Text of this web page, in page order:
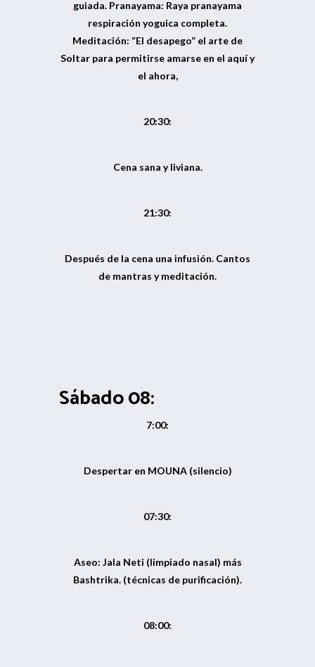
guiada. Pranayama: Raya pranayama
respiración yoguica completa.
Meditación: “El desapego” el arte de
Soltar para permitirse amarse en el aquí y
el ahora,
20:30:
Cena sana y liviana.
21:30:
Después de la cena una infusión. Cantos
de mantras y meditación.
Sábado 08:
7:00:
Despertar en MOUNA (silencio)
07:30:
Aseo: Jala Neti (limpiado nasal) más
Bashtrika. (técnicas de purificación).
08:00: